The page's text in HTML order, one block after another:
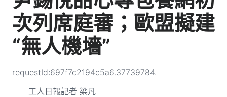
次列席庭審；歐盟擬建
“無人機墻”
requestId:697f7c2194c5a6.37739784.
工人日報記者 梁凡